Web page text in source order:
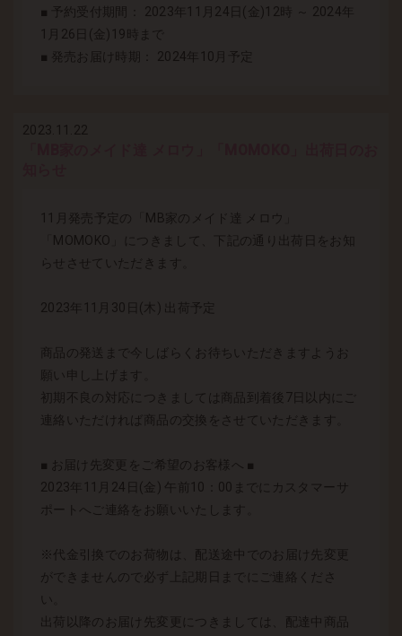
■ 予約受付期間： 2023年11月24日(金)12時 ～ 2024年
1月26日(金)19時まで
■ 発売お届け時期： 2024年10月予定
2023.11.22
11月発売予定の「MB家のメイド達 メロウ」
「MOMOKO」につきまして、下記の通り出荷日をお知
らせさせていただきます。
2023年11月30日(木) 出荷予定
商品の発送まで今しばらくお待ちいただきますようお
願い申し上げます。
初期不良の対応につきましては商品到着後7日以内にご
連絡いただければ商品の交換をさせていただきます。
■ お届け先変更をご希望のお客様へ ■
2023年11月24日(金) 午前10：00までにカスタマーサ
ポートへご連絡をお願いいたします。
※代金引換でのお荷物は、配送途中でのお届け先変更
ができませんので必ず上記期日までにご連絡くださ
い。
出荷以降のお届け先変更につきましては、配達中商品